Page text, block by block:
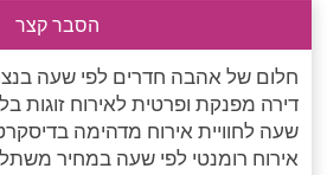
הסבר קצר
חלום של אהבה חדרים לפי שעה
דירה מפנקת ופרטית לאירוח זוגות
שעה לחוויית אירוח מדהימה